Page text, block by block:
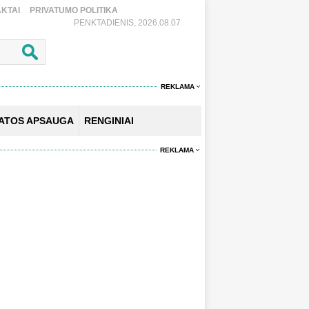
PRIVATUMO POLITIKA
PENKTADIENIS, 2026.08.07
REKLAMA
APSAUGA RENGINIAI
REKLAMA